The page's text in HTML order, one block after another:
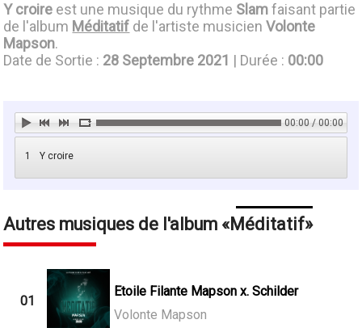
Y croire est une musique du rythme Slamfaisant partie
de l'album Méditatif de l'artiste musicienVolonte
Mapson.
Date de Sortie : 28 Septembre 2021 | Durée : 00:00
00:00 / 00:00
1 Y croire
Autres musiques de l'album Méditatif
01
Etoile Filante Mapson x. Schilder
Volonte Mapson